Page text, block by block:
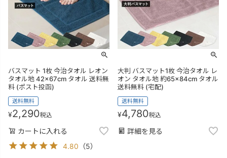
バスマット 1枚 今治タオル レオン
タオル地 42×67cm タオル 送料無
料 (ポスト投函)
送料無料
¥2,290税込
カートに入れる
4.80 （5）
大判 バスマット1枚 今治タオル レ
オン タオル地 約65×84cm タオル
送料無料 (宅配)
送料無料
¥4,780税込
詳細を見る